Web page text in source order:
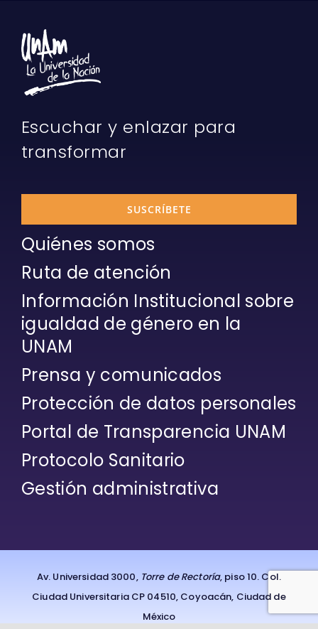
Escuchar y enlazar para
transformar
SUSCRÍBETE
Quiénes somos
Ruta de atención
Información Institucional sobre
igualdad de género en la
UNAM
Prensa y comunicados
Protección de datos personales
Portal de Transparencia UNAM
Protocolo Sanitario
Gestión administrativa
Av. Universidad 3000, Torre de Rectoría, piso 10. Col.
Ciudad Universitaria CP 04510, Coyoacán, Ciudad de
México